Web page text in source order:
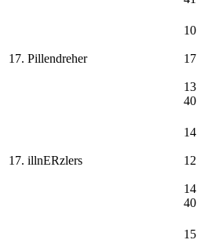
17. Pillendreher
10
17
13
40
17. illnERzlers
14
12
14
40
15